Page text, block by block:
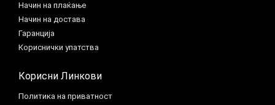
Начин на плаќање
Начин на достава
Гаранција
Кориснички упатства
Корисни Линкови
Политика на приватност